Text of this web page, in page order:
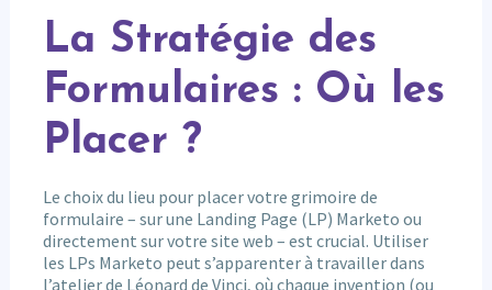
La Stratégie des
Formulaires : Où les
Placer ?
Le choix du lieu pour placer votre grimoire de
formulaire – sur une Landing Page (LP) Marketo ou
directement sur votre site web – est crucial. Utiliser
les LPs Marketo peut s’apparenter à travailler dans
l’atelier de Léonard de Vinci, où chaque invention (ou